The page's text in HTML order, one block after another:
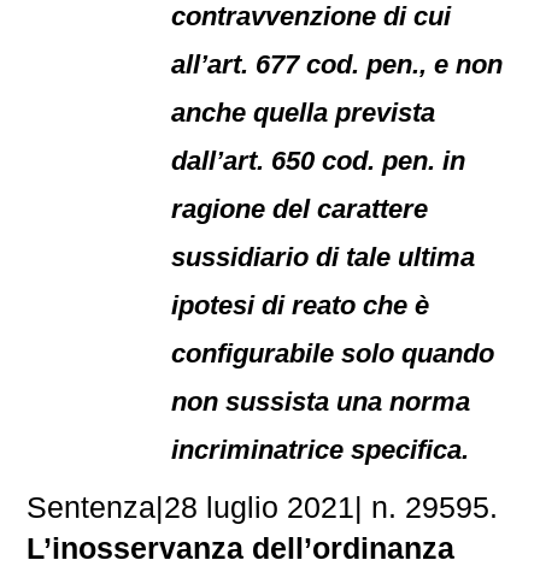
contravvenzione di cui
all’art. 677 cod. pen., e non
anche quella prevista
dall’art. 650 cod. pen. in
ragione del carattere
sussidiario di tale ultima
ipotesi di reato che è
configurabile solo quando
non sussista una norma
incriminatrice specifica.
Sentenza|28 luglio 2021| n. 29595.
L’inosservanza dell’ordinanza